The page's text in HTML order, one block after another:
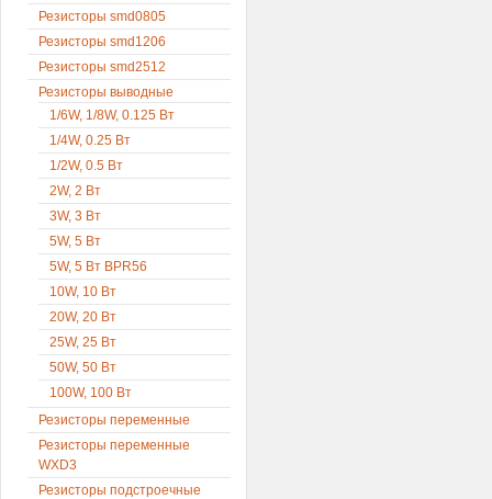
Резисторы smd0805
Резисторы smd1206
Резисторы smd2512
Резисторы выводные
1/6W, 1/8W, 0.125 Вт
1/4W, 0.25 Вт
1/2W, 0.5 Вт
2W, 2 Вт
3W, 3 Вт
5W, 5 Вт
5W, 5 Вт BPR56
10W, 10 Вт
20W, 20 Вт
25W, 25 Вт
50W, 50 Вт
100W, 100 Вт
Резисторы переменные
Резисторы переменные
WXD3
Резисторы подстроечные